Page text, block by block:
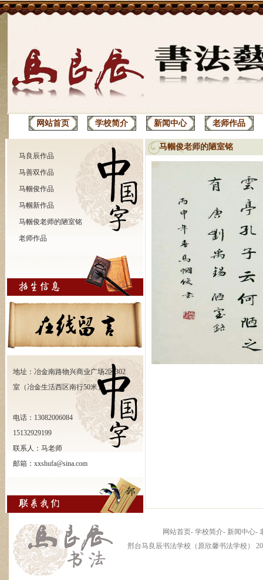
网站首页 学校简介 新闻中心 老师作品
马良辰作品
马善双作品
马帼俊作品
马帼新作品
马帼俊老师的陋室铭
老师作品
地址：冶金南路物兴商业广场2区302
室（冶金生活西区南行50米）
电话：13082006084
15132929199
联系人：马老师
邮箱：xxshufa@sina.com
马帼俊老师的陋室铭
网站首页- 学校简介- 新闻中心-
邢台马良辰书法学校（原欣馨书法学校）